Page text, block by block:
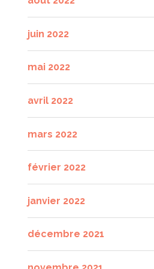
juin 2022
mai 2022
avril 2022
mars 2022
février 2022
janvier 2022
décembre 2021